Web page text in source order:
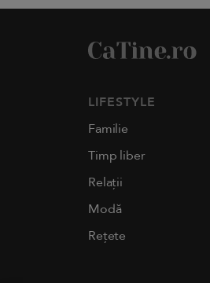
LIFESTYLE
Familie
Timp liber
Relații
Modă
Rețete